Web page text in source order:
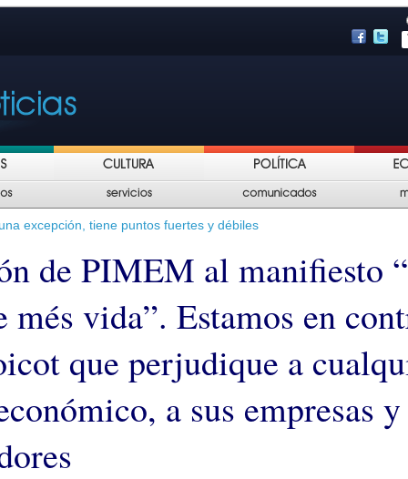
excepción, tiene puntos fuertes y débiles
de PIMEM al manifiesto
més vida”. Estamos en
que perjudique a
a sus empresas y